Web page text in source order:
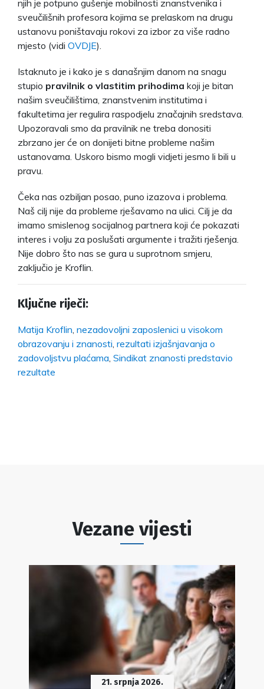
njih je potpuno gušenje mobilnosti znanstvenika i
sveučilišnih profesora kojima se prelaskom na drugu
ustanovu poništavaju rokovi za izbor za više radno
mjesto (vidi OVDJE).
Istaknuto je i kako je s današnjim danom na snagu
stupio pravilnik o vlastitim prihodima koji je bitan
našim sveučilištima, znanstvenim institutima i
fakultetima jer regulira raspodjelu značajnih sredstava.
Upozoravali smo da pravilnik ne treba donositi
zbrzano jer će on donijeti bitne probleme našim
ustanovama. Uskoro bismo mogli vidjeti jesmo li bili u
pravu.
Čeka nas ozbiljan posao, puno izazova i problema.
Naš cilj nije da probleme rješavamo na ulici. Cilj je da
imamo smislenog socijalnog partnera koji će pokazati
interes i volju za poslušati argumente i tražiti rješenja.
Nije dobro što nas se gura u suprotnom smjeru,
zaključio je Kroflin.
Ključne riječi:
Matija Kroflin nezadovoljni zaposlenici u visokom
obrazovanju i znanosti rezultati izjašnjavanja o
zadovoljstvu plaćama Sindikat znanosti predstavio
rezultate
Vezane vijesti
21. srpnja 2026.